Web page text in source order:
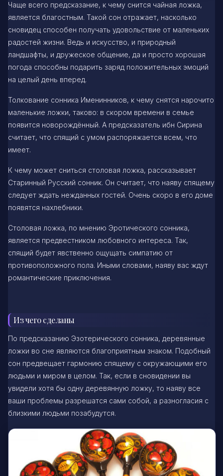
Чаще всего предсказание, к чему снится чайная ложка,
является благостным. Такой сон отражает, насколько
сновидец способен получать удовольствие от маленьких
радостей жизни. Ведь и искусство, и природный
ландшафты, и дружеское общение, да и просто хорошая
погода способны подарить заряд положительных эмоций
на целый день вперед.
Толкование сонника Именинников, к чему снятся нарочито
маленькие ложки, таково: в скором времени в семье
появится новорождённый. А предсказатель ибн Сирина
считает, что спящий с умом распоряжается всем, что
имеет.
К чему может сниться столовая ложка, рассказывает
Старинный Русский сонник. Он считает, что наяву спящему
следует ждать нежданных гостей. Очень скоро в его доме
появятся нахлебники.
Столовая ложка, по мнению Эротического сонника,
является предвестником любовного интереса. Так,
спящий будет явственно ощущать симпатию от
противоположного пола. Иными словами, наяву вас ждут
романтические приключения.
Из чего сделаны
По предсказанию Эзотерического сонника, деревянные
ложки во сне являются благоприятным знаком. Подобный
сон предвещает гармонию спящему с окружающими его
людьми и миром в целом. Так, если в сновидении вы
увидели хотя бы одну деревянную ложку, то наяву все
ваши проблемы разрешатся сами собой, а разногласия с
близкими людьми позабудутся.